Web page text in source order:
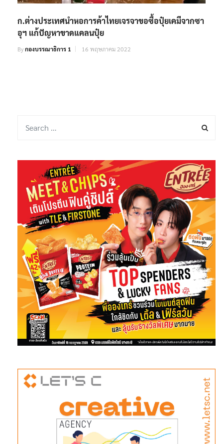
ก.ต่างประเทศนำหอการค้าไทยเจรจาขอซื้อปุ๋ยเคมีจากซา
อุฯ แก้ปัญหาขาดแคลนปุ๋ย
Byกองบรรณาธิการ 1 16 พฤษภาคม 2022